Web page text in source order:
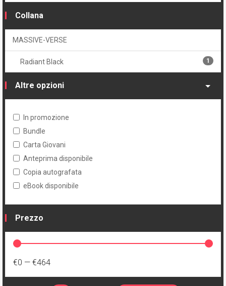
Collana
MASSIVE-VERSE
Radiant Black 1
Altre opzioni
In promozione
Bundle
Carta Giovani
Anteprima disponibile
Copia autografata
eBook disponibile
Prezzo
€0 — €464